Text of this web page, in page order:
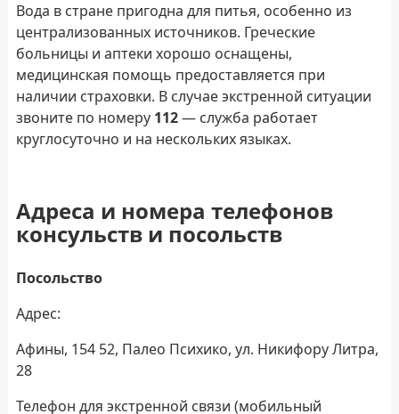
Вода в стране пригодна для питья, особенно из
централизованных источников. Греческие
больницы и аптеки хорошо оснащены,
медицинская помощь предоставляется при
наличии страховки. В случае экстренной ситуации
звоните по номеру 112— служба работает
круглосуточно и на нескольких языках.
Адреса и номера телефонов
консульств и посольств
Посольство
Адрес:
Афины, 154 52, Палео Психико, ул. Никифору Литра,
28
Телефон для экстренной связи (мобильный